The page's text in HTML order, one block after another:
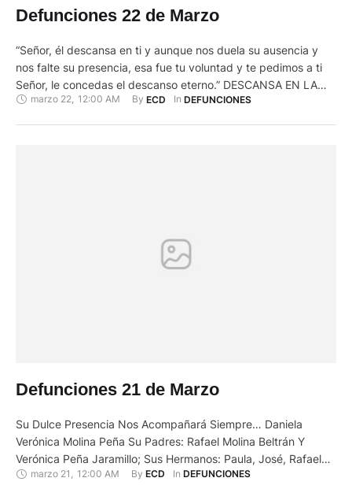
Defunciones 22 de Marzo
“Señor, él descansa en ti y aunque nos duela su ausencia y
nos falte su presencia, esa fue tu voluntad y te pedimos a ti
Señor, le concedas el descanso eterno.” DESCANSA EN LA
PAZ DEL SEÑOR QUIEN EN VIDA FUE: ENRIQUE EDUARDO
marzo 22, 12:00 AM By ECD In DEFUNCIONES
Defunciones 21 de Marzo
Su Dulce Presencia Nos Acompañará Siempre… Daniela
Verónica Molina Peña Su Padres: Rafael Molina Beltrán Y
Verónica Peña Jaramillo; Sus Hermanos: Paula, José, Rafaela
Y Juan José; Su Sobrina: Isabel; Sus Tíos, Primos Y Más
marzo 21 12:00 AM By ECD In DEFUNCIONES